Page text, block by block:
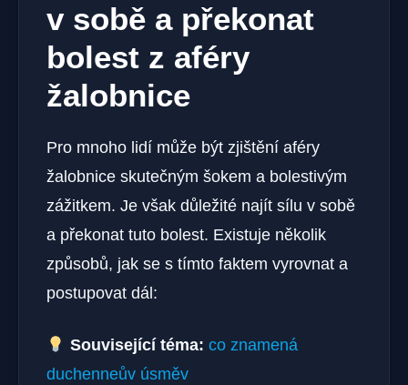
v sobě a překonat
bolest z aféry
žalobnice
Pro mnoho lidí může být zjištění aféry
žalobnice skutečným šokem a bolestivým
zážitkem. Je však důležité najít sílu v sobě
a překonat tuto bolest. Existuje několik
způsobů, jak se s tímto faktem vyrovnat a
postupovat dál:
Související téma: co znamená
duchenneův úsměv